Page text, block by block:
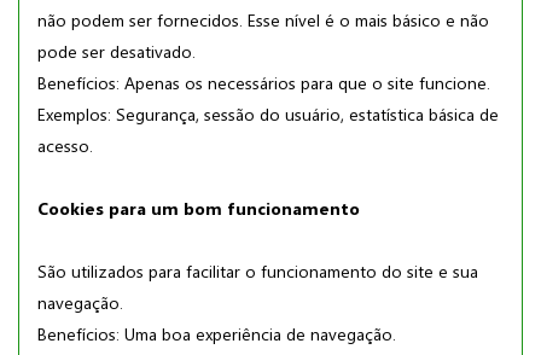
não podem ser fornecidos. Esse nível é o mais básico e não
pode ser desativado.
Benefícios: Apenas os necessários para que o site funcione.
Exemplos: Segurança, sessão do usuário, estatística básica de
acesso.
Cookies para um bom funcionamento
São utilizados para facilitar o funcionamento do site e sua
navegação.
Benefícios: Uma boa experiência de navegação.